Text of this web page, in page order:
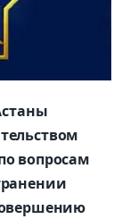
вопросам